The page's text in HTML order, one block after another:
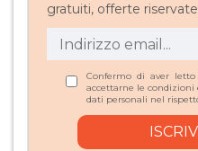
gratuiti, offerte
Confermo di aver
accettarne le
dati personali nel